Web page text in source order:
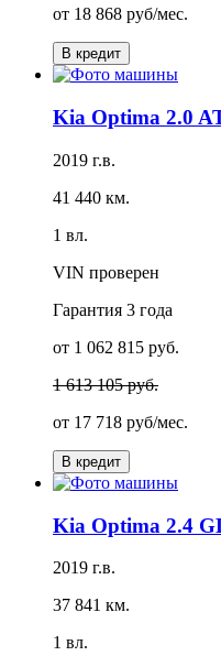
от 18 868 руб/мес.
В кредит
Kia Optima 2.0
2019 г.в.
41 440 км.
1 вл.
VIN проверен
Гарантия 3 года
от 1 062 815 руб.
1 613 105 руб.
от 17 718 руб/мес.
В кредит
Kia Optima 2.4
2019 г.в.
37 841 км.
1 вл.